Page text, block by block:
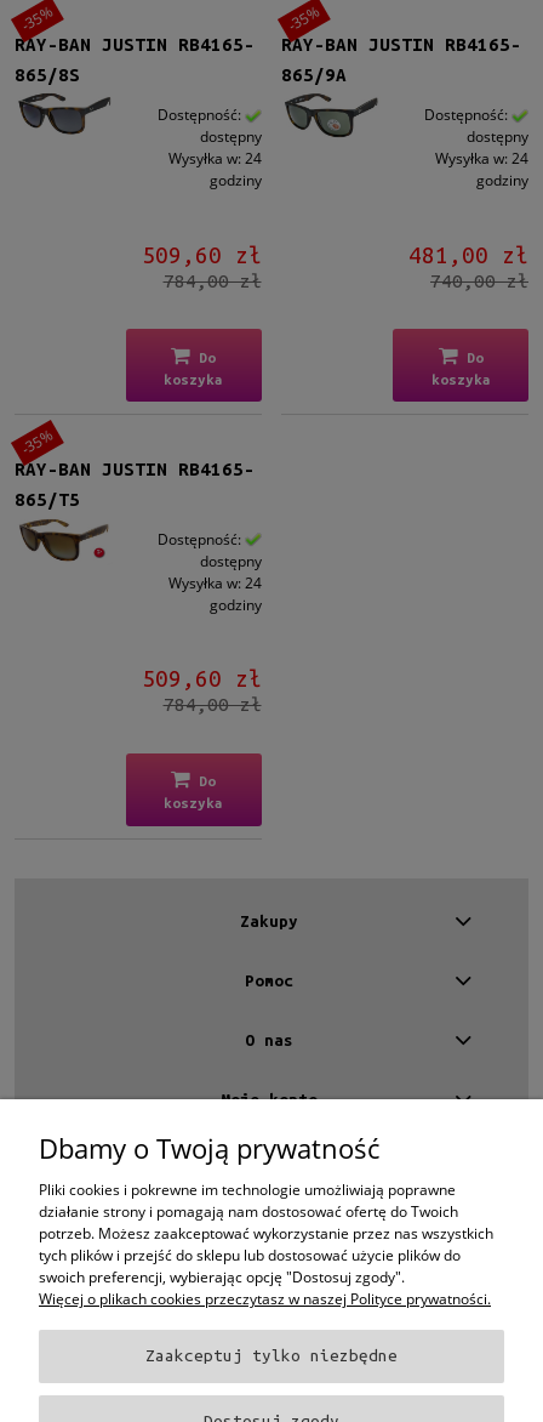
RAY-BAN JUSTIN RB4165-
865/8S
Dostępność:
dostępny
Wysyłka w: 24
godziny
509,60 zł
784,00 zł
Do
koszyka
-35%
RAY-BAN JUSTIN RB4165-
865/9A
Dostępność:
dostępny
Wysyłka w: 24
godziny
481,00 zł
740,00 zł
Do
koszyka
-35%
RAY-BAN JUSTIN RB4165-
865/T5
Dostępność:
dostępny
Wysyłka w: 24
godziny
509,60 zł
784,00 zł
Do
koszyka
-35%
Zakupy
Pomoc
O nas
Moje konto
Kontakt
4 EYES OPTYKA -
optyk Warszawa
ul.Chmielna 4
00-020 Warszawa
woj. mazowieckie
+48 696 015 670
sklep@4eyes.pl
Oprawki i okulary Ray-BanOprawki i okulary PersolOprawki i okulary Polo
Oprawki i okulary Tom Ford Oprawki i okulary Miu Miu
Dbamy o Twoją prywatność
Pliki cookies i pokrewne im technologie umożliwiają poprawne
działanie strony i pomagają nam dostosować ofertę do Twoich
potrzeb. Możesz zaakceptować wykorzystanie przez nas wszystkich
tych plików i przejść do sklepu lub dostosować użycie plików do
swoich preferencji, wybierając opcję "Dostosuj zgody".
Więcej o plikach cookies przeczytasz w naszej Polityce prywatności.
Zaakceptuj tylko niezbędne